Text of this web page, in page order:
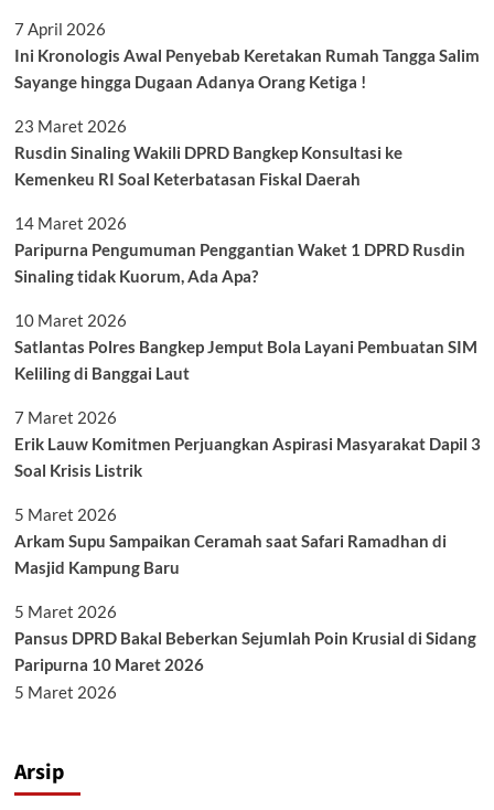
7 April 2026
Ini Kronologis Awal Penyebab Keretakan Rumah Tangga Salim
Sayange hingga Dugaan Adanya Orang Ketiga !
23 Maret 2026
Rusdin Sinaling Wakili DPRD Bangkep Konsultasi ke
Kemenkeu RI Soal Keterbatasan Fiskal Daerah
14 Maret 2026
Paripurna Pengumuman Penggantian Waket 1 DPRD Rusdin
Sinaling tidak Kuorum, Ada Apa?
10 Maret 2026
Satlantas Polres Bangkep Jemput Bola Layani Pembuatan SIM
Keliling di Banggai Laut
7 Maret 2026
Erik Lauw Komitmen Perjuangkan Aspirasi Masyarakat Dapil 3
Soal Krisis Listrik
5 Maret 2026
Arkam Supu Sampaikan Ceramah saat Safari Ramadhan di
Masjid Kampung Baru
5 Maret 2026
Pansus DPRD Bakal Beberkan Sejumlah Poin Krusial di Sidang
Paripurna 10 Maret 2026
5 Maret 2026
Arsip